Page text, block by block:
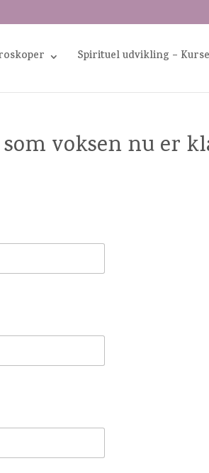
Spirituel udvikling –
voksen nu er